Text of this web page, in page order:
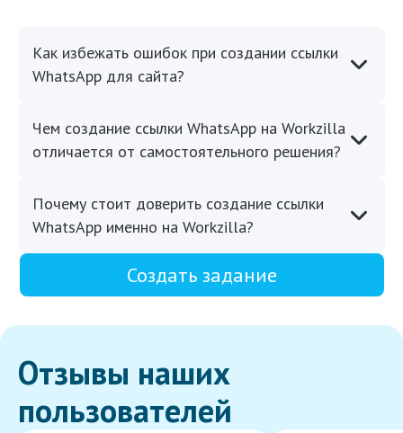
Как избежать ошибок при создании ссылки
WhatsApp для сайта?
Чем создание ссылки WhatsApp на Workzilla
отличается от самостоятельного решения?
Почему стоит доверить создание ссылки
WhatsApp именно на Workzilla?
Создать задание
Отзывы наших
пользователей